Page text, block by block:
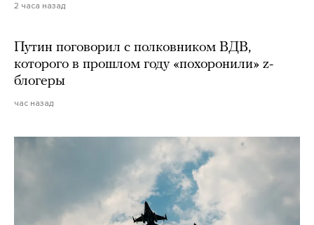
2 часа назад
Путин поговорил с полковником ВДВ,
которого в прошлом году «похоронили» z-
блогеры
час назад